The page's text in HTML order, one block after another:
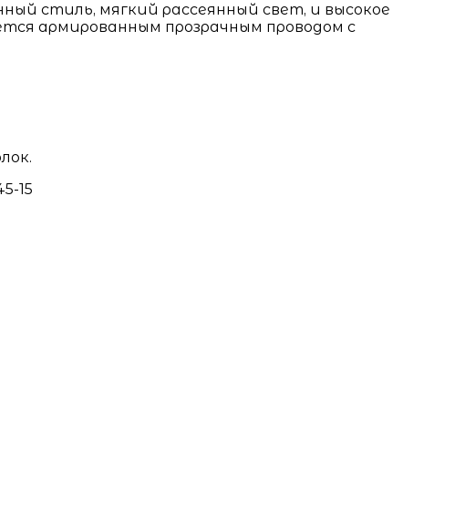
стиль, мягкий рассеянный свет, и высокое
армированным прозрачным проводом с
15